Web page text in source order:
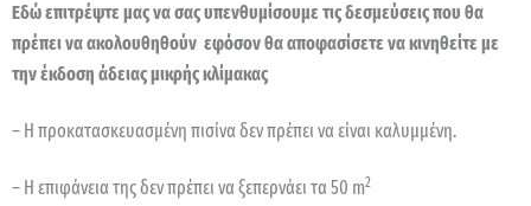
Εδώ επιτρέψτε μας να σας υπενθυμίσουμε τις δεσμεύσεις που θα
πρέπει να ακολουθηθούν εφόσον θα αποφασίσετε να κινηθείτε με
την έκδοση άδειας μικρής κλίμακας
– Η προκατασκευασμένη πισίνα δεν πρέπει να είναι καλυμμένη.
– Η επιφάνεια της δεν πρέπει να ξεπερνάει τα 50 m2